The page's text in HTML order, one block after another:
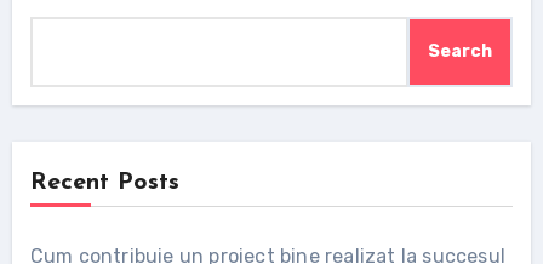
Search
Recent Posts
Cum contribuie un proiect bine realizat la succesul